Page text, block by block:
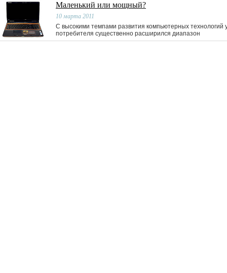
Маленький или мощный?
10 марта 2011
С высокими темпами развития компьютерных технологий
потребителя существенно расширился диапазон